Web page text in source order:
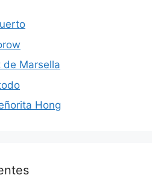
de Marsella
Hong